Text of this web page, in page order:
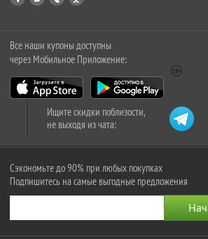
Все наши купоны доступны
через Мобильное Приложение:
Ищите скидки поблизости,
не выходя из чата:
Сэкономьте до 90% при любых покупках
Подпишитесь на самые выгодные предложения